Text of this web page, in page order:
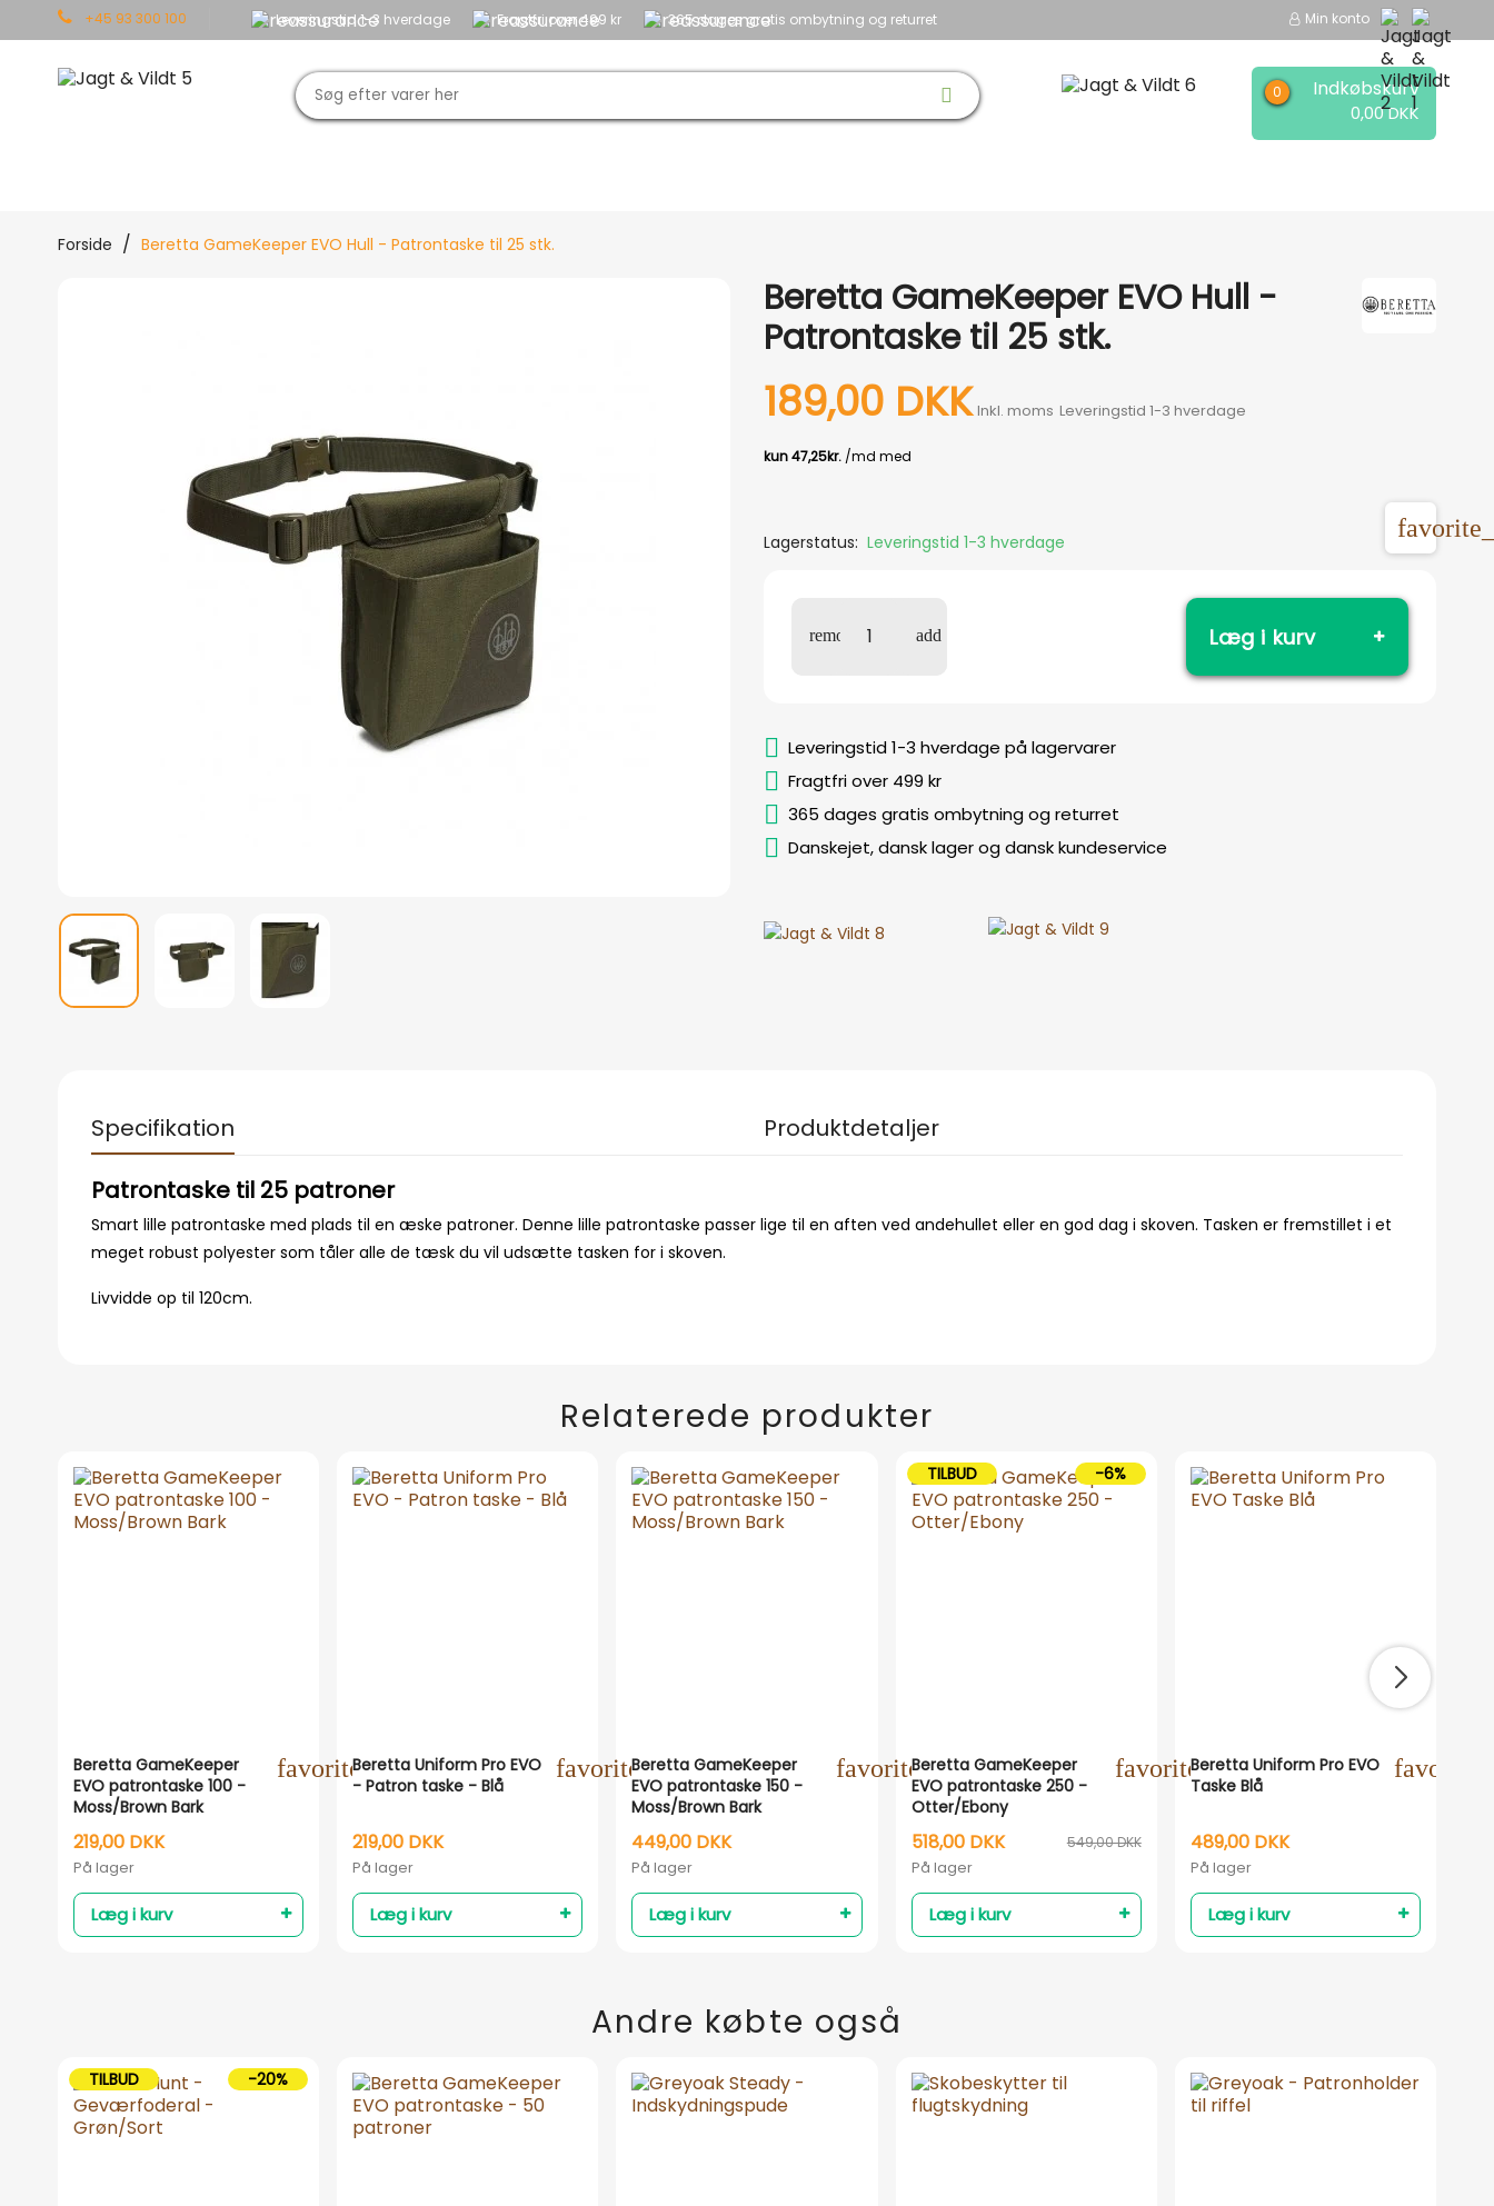
+45 93 300 100 Leveringstid 1-3 hverdage Fragtfri over 499 kr 365 dages gratis ombytning og returret Min konto
Indkøbskurv
0,00 DKK
Forside Beretta GameKeeper EVO Hull - Patrontaske til 25 stk.
Beretta GameKeeper EVO Hull -
Patrontaske til 25 stk.
189,00 DKK Inkl. moms Leveringstid 1-3 hverdage
Lagerstatus: Leveringstid 1-3 hverdage
Læg i kurv
Leveringstid 1-3 hverdage på lagervarer
Fragtfri over 499 kr
365 dages gratis ombytning og returret
Danskejet, dansk lager og dansk kundeservice
Specifikation
Produktdetaljer
Patrontaske til 25 patroner
Smart lille patrontaske med plads til en æske patroner. Denne lille patrontaske passer lige til en aften ved andehullet eller en god dag i skoven. Tasken er fremstillet i et
meget robust polyester som tåler alle de tæsk du vil udsætte tasken for i skoven.
Livvidde op til 120cm.
Relaterede produkter
Beretta GameKeeper
EVO patrontaske 100 -
Moss/Brown Bark
219,00 DKK
På lager
Læg i kurv
favorite_outline
Beretta Uniform Pro EVO
- Patron taske - Blå
219,00 DKK
På lager
Læg i kurv
favorite_outline
Beretta GameKeeper
EVO patrontaske 150 -
Moss/Brown Bark
449,00 DKK
På lager
Læg i kurv
favorite_outline
Beretta GameKeeper
EVO patrontaske 250 -
Otter/Ebony
549,00 DKK
518,00 DKK
På lager
Læg i kurv
favorite_outline
TILBUD -6%
Beretta Uniform Pro EVO
Taske Blå
489,00 DKK
På lager
Læg i kurv
Andre købte også
TILBUD -20%